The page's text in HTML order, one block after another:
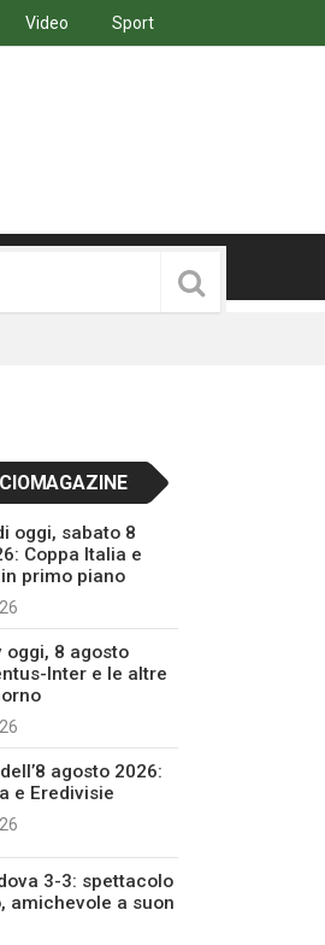
Video Sport
oggi, sabato 8
Coppa Italia e
primo piano
oggi, 8 agosto
Inter e le altre
agosto 2026:
e Eredivisie
3-3: spettacolo
amichevole a suon